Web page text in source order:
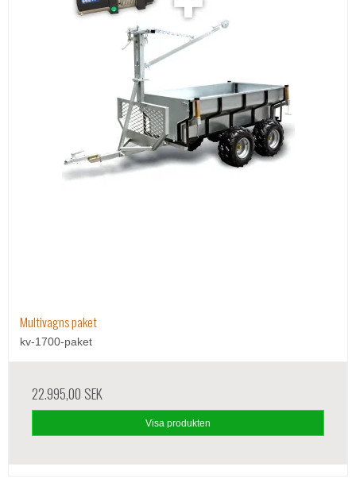
Multivagns paket
kv-1700-paket
22.995,00 SEK
Visa produkten